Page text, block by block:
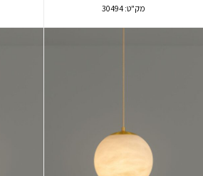
מק"ט: 30494